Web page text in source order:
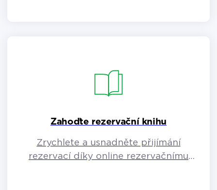
Zahoďte rezervační knihu
Zrychlete a usnadněte přijímání
rezervací díky online rezervačnímu